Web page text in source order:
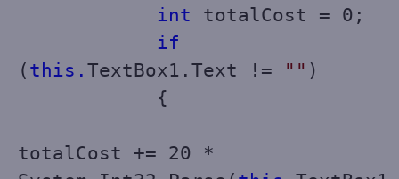
int totalCost = 0;
if
( this. TextBox1.Text != "" )
{
totalCost += 20 *